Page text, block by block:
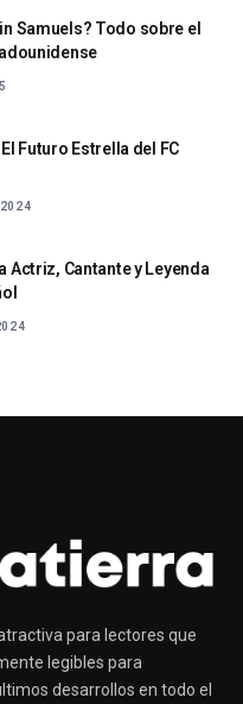
Samuels? Todo sobre el
Futuro Estrella del FC
Actriz, Cantante y Leyenda
para lectores que
legibles para
desarrollos en todo el